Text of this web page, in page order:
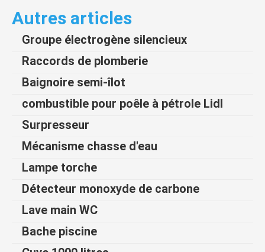
Autres articles
Groupe électrogène silencieux
Raccords de plomberie
Baignoire semi-îlot
combustible pour poêle à pétrole Lidl
Surpresseur
Mécanisme chasse d'eau
Lampe torche
Détecteur monoxyde de carbone
Lave main WC
Bache piscine